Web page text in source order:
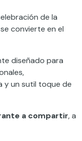
de la
convierte en el
diseñado para
y un sutil toque de
a compartir, a